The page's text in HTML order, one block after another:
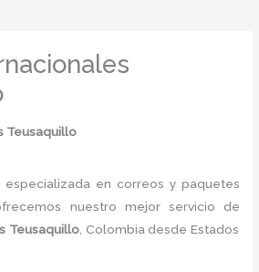
Teusaquillo
especializada en correos y paquetes
nuestro mejor servicio de
Teusaquillo, Colombia desde Estados